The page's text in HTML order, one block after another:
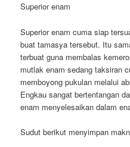
Superior enam
Superior enam cuma siap
buat tamasya tersebut. Itu
terbuat guna membalas
mutlak enam sedang taksiran
memboyong pukulan melalui
Engkau sangat bertentangan
enam menyelesaikan dalam
Sudut berikut menyimpan